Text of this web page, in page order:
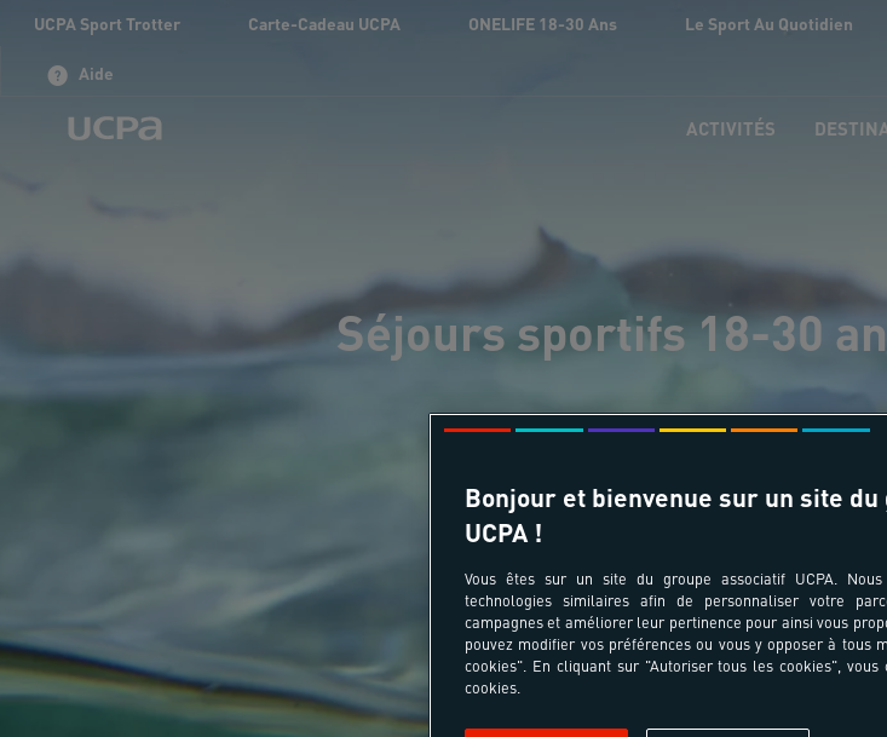
UCPA Sport Trotter Carte-Cadeau UCPA ONELIFE 18-30 Ans Le Sport Au Quotidien
Aide
ACTIVITÉS
Séjours sportifs 18-30
Bonjour et bienvenue sur un site
UCPA !
Vous êtes sur un site du groupe associatif UCPA.
technologies similaires afin de personnaliser votre
campagnes et améliorer leur pertinence pour ainsi vous
pouvez modifier vos préférences ou vous y opposer à tous
cookies". En cliquant sur "Autoriser tous les cookies",
cookies.